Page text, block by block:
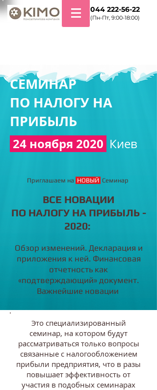
+38 044 222-56-22
(Пн-Пт, 9:00-18:00)
СЕМИНАР
ПО НАЛОГУ НА
ПРИБЫЛЬ
24 ноября 2020 Киев
Приглашаем на НОВЫЙ Семинар
ВСЕ НОВАЦИИ
ПО НАЛОГУ НА ПРИБЫЛЬ -
2020:
Обзор изменений. Декларация и
приложения к ней. Финансовая
отчетность как
«подтверждающий» документ.
Важнейшие новации
Это специализированный
семинар, на котором будут
рассматриваться только вопросы
связанные с налогообложением
прибыли предприятия, что в разы
повышает эффективность от
участия в подобных семинарах